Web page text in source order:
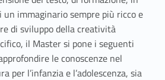
un immaginario sempre più ricco e
di sviluppo della creatività
il Master si pone i seguenti
le conoscenze nel
per l’infanzia e l’adolescenza, sia